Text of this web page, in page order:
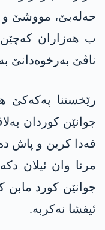
حه‌له‌بێ، مووشێ و
ب هه‌زاران
ناڤێ به‌رخوه‌دانێ
رێخستنا په‌كه‌كێ
جوانێن كوردان
فه‌دا كرین و پاش
مرنا وان ئیلان
جوانێن كورد مابن
ئیفشا نه‌كربه‌.